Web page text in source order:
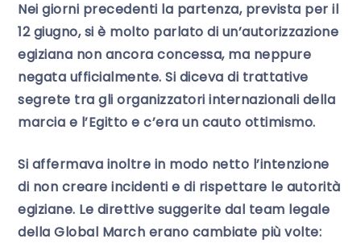
Nei giorni precedenti la partenza, prevista per il
12 giugno, si è molto parlato di un’autorizzazione
egiziana non ancora concessa, ma neppure
negata ufficialmente. Si diceva di trattative
segrete tra gli organizzatori internazionali della
marcia e l’Egitto e c’era un cauto ottimismo.
Si affermava inoltre in modo netto l’intenzione
di non creare incidenti e di rispettare le autorità
egiziane. Le direttive suggerite dal team legale
della Global March erano cambiate più volte: